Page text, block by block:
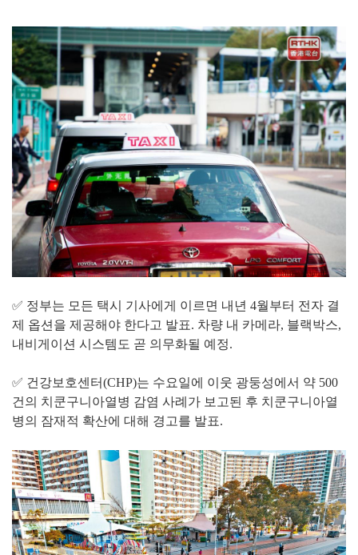
✅ 정부는 모든 택시 기사에게 이르면 내년 4월부터 전자 결
제 옵션을 제공해야 한다고 발표. 차량 내 카메라, 블랙박스,
내비게이션 시스템도 곧 의무화될 예정.
✅ 건강보호센터(CHP)는 수요일에 이웃 광둥성에서 약 500
건의 치쿤구니아열병 감염 사례가 보고된 후 치쿤구니아열
병의 잠재적 확산에 대해 경고를 발표.